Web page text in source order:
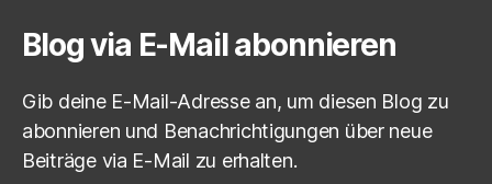
Blog via E-Mail abonnieren
Gib deine E-Mail-Adresse an, um diesen Blog zu
abonnieren und Benachrichtigungen über neue
Beiträge via E-Mail zu erhalten.